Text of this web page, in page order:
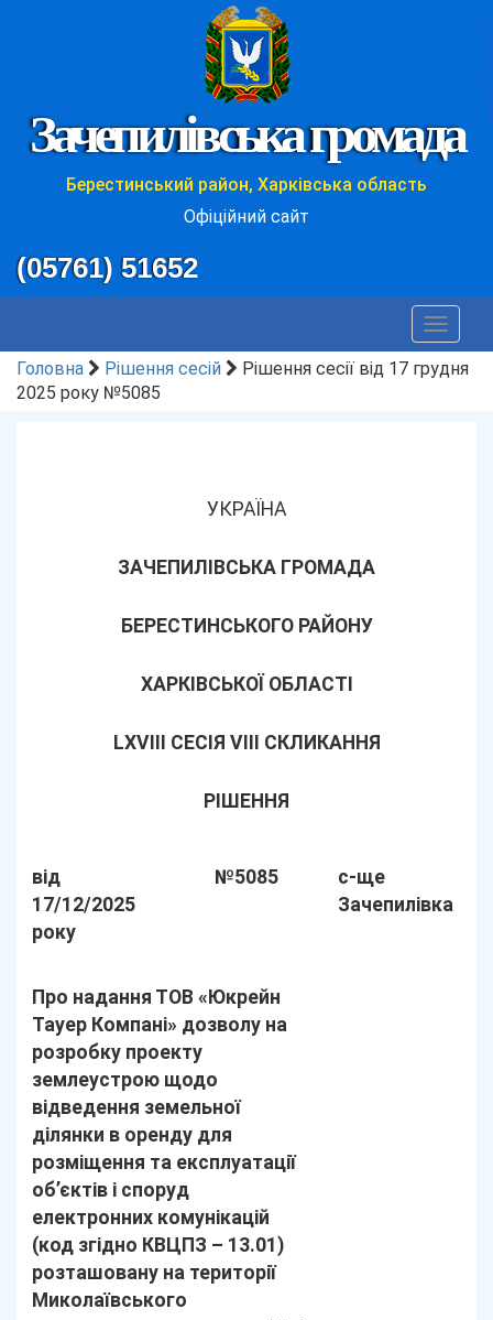
Зачепилівська громада
Берестинський район, Харківська область
Офіційний сайт
(05761) 51652
Toggle
Головна
Рішення сесій
Рішення сесії від 17 грудня
2025 року №5085
УКРАЇНА
ЗАЧЕПИЛІВСЬКА ГРОМАДА
БЕРЕСТИНСЬКОГО РАЙОНУ
ХАРКІВСЬКОЇ ОБЛАСТІ
LХVІІІ СЕСІЯ VIII СКЛИКАННЯ
РІШЕННЯ
від
17/12/2025
року
№5085
с-ще
Зачепилівка
Про надання ТОВ «Юкрейн
Тауер Компані» дозволу на
розробку проекту
землеустрою щодо
відведення земельної
ділянки в оренду для
розміщення та експлуатації
об’єктів і споруд
електронних комунікацій
(код згідно КВЦПЗ – 13.01)
розташовану на території
Миколаївського